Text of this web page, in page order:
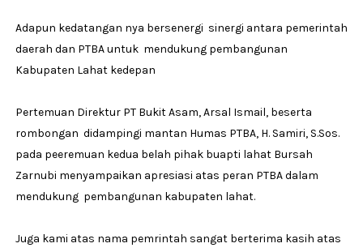
Adapun kedatangan nya bersenergi sinergi antara pemerintah
daerah dan PTBA untuk mendukung pembangunan
Kabupaten Lahat kedepan
Pertemuan Direktur PT Bukit Asam, Arsal Ismail, beserta
rombongan didampingi mantan Humas PTBA, H. Samiri, S.Sos.
pada peeremuan kedua belah pihak buapti lahat Bursah
Zarnubi menyampaikan apresiasi atas peran PTBA dalam
mendukung pembangunan kabupaten lahat.
Juga kami atas nama pemrintah sangat berterima kasih atas